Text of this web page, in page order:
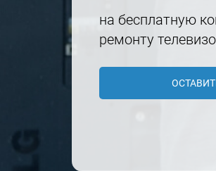
на бесплатную
ремонту